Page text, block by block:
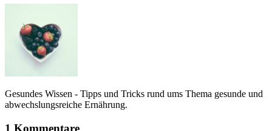
Gesundes Wissen - Tipps und Tricks rund ums Thema gesunde und
abwechslungsreiche Ernährung.
1 Kommentare